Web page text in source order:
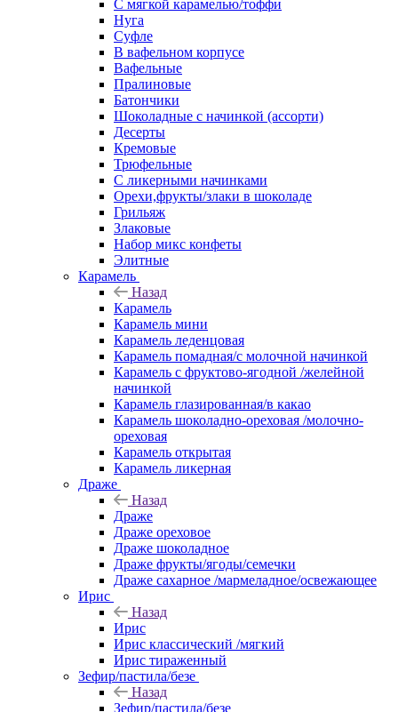
С мягкой карамелью/тоффи
Нуга
Суфле
В вафельном корпусе
Вафельные
Пралиновые
Батончики
Шоколадные с начинкой (ассорти)
Десерты
Кремовые
Трюфельные
С ликерными начинками
Орехи,фрукты/злаки в шоколаде
Грильяж
Злаковые
Набор микс конфеты
Элитные
Карамель
Назад
Карамель
Карамель мини
Карамель леденцовая
Карамель помадная/с молочной начинкой
Карамель с фруктово-ягодной /желейной
начинкой
Карамель глазированная/в какао
Карамель шоколадно-ореховая /молочно-
ореховая
Карамель открытая
Карамель ликерная
Драже
Назад
Драже
Драже ореховое
Драже шоколадное
Драже фрукты/ягоды/семечки
Драже сахарное /мармеладное/освежающее
Ирис
Назад
Ирис
Ирис классический /мягкий
Ирис тираженный
Зефир/пастила/безе
Назад
Зефир/пастила/безе